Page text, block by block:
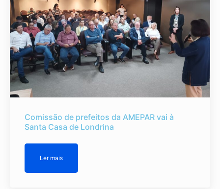
Comissão de prefeitos da AMEPAR vai à
Santa Casa de Londrina
Ler mais